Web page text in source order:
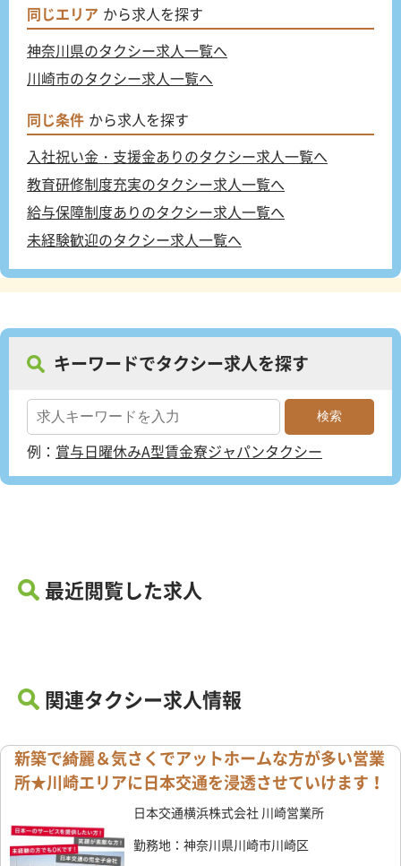
同じエリア から求人を探す
神奈川県のタクシー求人一覧へ
川崎市のタクシー求人一覧へ
同じ条件 から求人を探す
入社祝い金・支援金ありのタクシー求人一覧へ
教育研修制度充実のタクシー求人一覧へ
給与保障制度ありのタクシー求人一覧へ
未経験歓迎のタクシー求人一覧へ
キーワードでタクシー求人を探す
例： 賞与日曜休みA型賃金寮ジャパンタクシー
最近閲覧した求人
関連タクシー求人情報
新築で綺麗＆気さくでアットホームな方が多い営業
所★川崎エリアに日本交通を浸透させていけます！
日本交通横浜株式会社 川崎営業所
勤務地：神奈川県川崎市川崎区